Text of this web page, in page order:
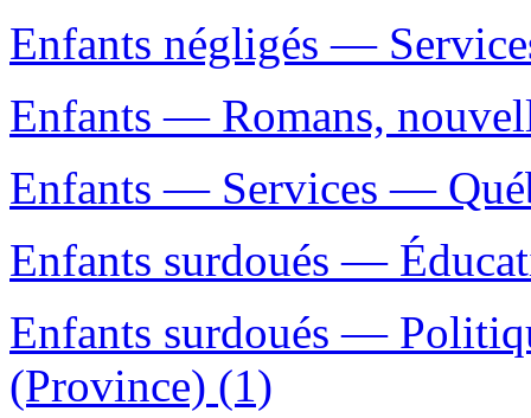
Enfants négligés —
Enfants — Romans,
Enfants — Services —
Enfants surdoués —
Enfants surdoués —
(Province) (1)